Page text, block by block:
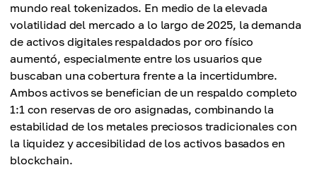
mundo real tokenizados. En medio de la elevada
volatilidad del mercado a lo largo de 2025, la demanda
de activos digitales respaldados por oro físico
aumentó, especialmente entre los usuarios que
buscaban una cobertura frente a la incertidumbre.
Ambos activos se benefician de un respaldo completo
1:1 con reservas de oro asignadas, combinando la
estabilidad de los metales preciosos tradicionales con
la liquidez y accesibilidad de los activos basados en
blockchain.